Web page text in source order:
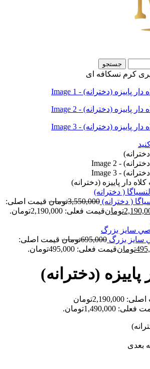
جستجو
کرم نسکافه ای
دار پاییزه (دخترانه)
( دخترانه) 3,550,000تومان قیمت اصلی:
تومانقیمت فعلی: 2,190,000تومان.
سايز بزرگ 695,000تومان قیمت اصلی:
تومانقیمت فعلی: 495,000تومان.
(دخترانه)
قیمت اصلی: 2,190,000تومان
1,490,000تومان.
بعدی